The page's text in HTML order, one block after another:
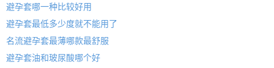
避孕套哪一种比较好用
避孕套最低多少度就不能用了
名流避孕套最薄哪款最舒服
避孕套油和玻尿酸哪个好